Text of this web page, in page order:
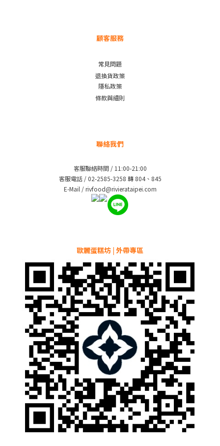
顧客服務
常見問題
退換貨政策
隱私政策
條款與細則
聯絡我們
客服聯絡時間 / 11:00-21:00
客服電話 / 02-2585-3258 轉 804、845
E-Mail / rivfood@rivierataipei.com
歐麗蛋糕坊 | 外帶專區